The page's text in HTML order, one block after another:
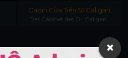
Cabin Của Tiến Sĩ Caligari
Das Cabinet des Dr. Caligari
×